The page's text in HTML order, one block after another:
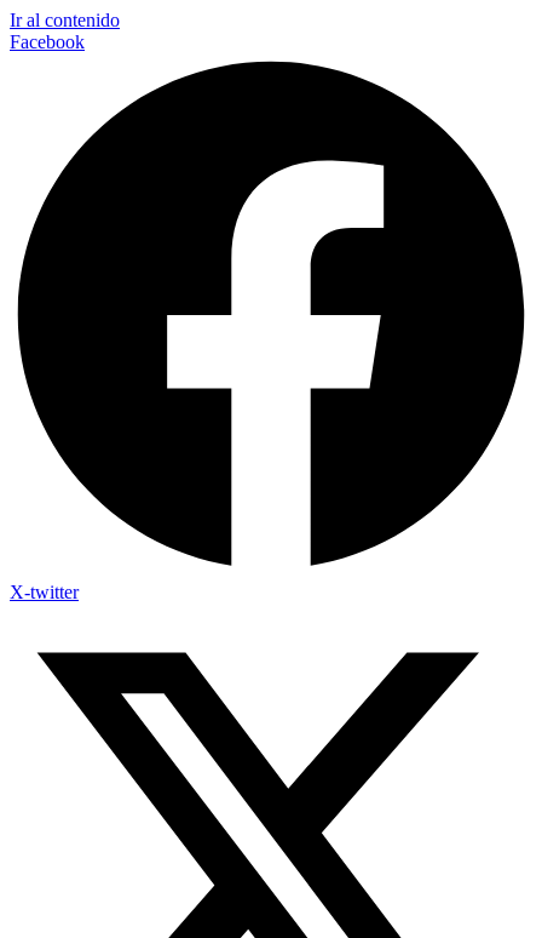
Ir al contenido
Facebook
X-twitter